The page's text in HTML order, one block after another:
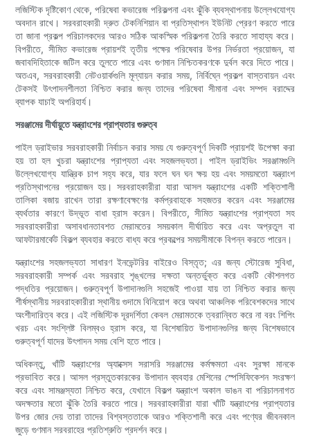
লজিস্টিক দৃষ্টিকোণ থেকে, পরিষেবা কভারেজ পরিকল্পনা এবং ঝুঁকি ব্যবস্থাপনায় উল্লেখযোগ্য
অবদান রাখে। সরবরাহকারী দ্রুত টেকনিশিয়ান বা প্রতিস্থাপন ইউনিট প্রেরণ করতে পারে
তা জানা প্রকল্প পরিচালকদের আরও সঠিক আকস্মিক পরিকল্পনা তৈরি করতে সাহায্য করে।
বিপরীতে, সীমিত কভারেজ প্রায়শই তৃতীয় পক্ষের পরিষেবার উপর নির্ভরতা প্রয়োজন, যা
জবাবদিহিতাকে জটিল করে তুলতে পারে এবং গুণমান নিশ্চিতকরণকে দুর্বল করে দিতে পারে।
অতএব, সরবরাহকারী নেটওয়ার্কগুলি মূল্যায়ন করার সময়, নির্বিঘ্নে প্রকল্প বাস্তবায়ন এবং
টেকসই উৎপাদনশীলতা নিশ্চিত করার জন্য তাদের পরিষেবা সীমানা এবং সম্পদ বরাদ্দের
ব্যাপক যাচাই অপরিহার্য।
সরঞ্জামের দীর্ঘায়ুতে যন্ত্রাংশের প্রাপ্যতার গুরুত্ব
পাইল ড্রাইভার সরবরাহকারী নির্বাচন করার সময় যে গুরুত্বপূর্ণ দিকটি প্রায়শই উপেক্ষা করা
হয় তা হল খুচরা যন্ত্রাংশের প্রাপ্যতা এবং সহজলভ্যতা। পাইল ড্রাইভিং সরঞ্জামগুলি
উল্লেখযোগ্য যান্ত্রিক চাপ সহ্য করে, যার ফলে ঘন ঘন ক্ষয় হয় এবং সময়মতো যন্ত্রাংশ
প্রতিস্থাপনের প্রয়োজন হয়। সরবরাহকারীরা যারা আসল যন্ত্রাংশের একটি শক্তিশালী
তালিকা বজায় রাখেন তারা রক্ষণাবেক্ষণের কর্মপ্রবাহকে সহজতর করেন এবং সরঞ্জামের
ব্যর্থতার কারণে উদ্ভূত বাধা হ্রাস করেন। বিপরীতে, সীমিত যন্ত্রাংশের প্রাপ্যতা সহ
সরবরাহকারীরা অসাবধানতাবশত মেরামতের সময়কাল দীর্ঘায়িত করে এবং অপ্রতুল বা
আফটারমার্কেট বিকল্প ব্যবহার করতে বাধ্য করে প্রকল্পের সময়সীমাকে বিপন্ন করতে পারেন।
যন্ত্রাংশের সহজলভ্যতা সাধারণ ইনভেন্টরির বাইরেও বিস্তৃত; এর জন্য স্টোরেজ সুবিধা,
সরবরাহকারী সম্পর্ক এবং সরবরাহ শৃঙ্খলের দক্ষতা অন্তর্ভুক্ত করে একটি কৌশলগত
পদ্ধতির প্রয়োজন। গুরুত্বপূর্ণ উপাদানগুলি সহজেই পাওয়া যায় তা নিশ্চিত করার জন্য
শীর্ষস্থানীয় সরবরাহকারীরা স্থানীয় গুদামে বিনিয়োগ করে অথবা আঞ্চলিক পরিবেশকদের সাথে
অংশীদারিত্ব করে। এই লজিস্টিক দূরদর্শিতা কেবল মেরামতকে ত্বরান্বিত করে না বরং শিপিং
খরচ এবং সংশ্লিষ্ট বিলম্বও হ্রাস করে, যা বিশেষায়িত উপাদানগুলির জন্য বিশেষভাবে
গুরুত্বপূর্ণ যাদের উৎপাদন সময় বেশি হতে পারে।
অধিকন্তু, খাঁটি যন্ত্রাংশের অ্যাক্সেস সরাসরি সরঞ্জামের কর্মক্ষমতা এবং সুরক্ষা মানকে
প্রভাবিত করে। আসল প্রস্তুতকারকের উপাদান ব্যবহার মেশিনের স্পেসিফিকেশন সংরক্ষণ
করে এবং সামঞ্জস্যতা নিশ্চিত করে, যেখানে বিকল্প যন্ত্রাংশ অকাল ভাঙন বা পরিচালনাগত
অদক্ষতার মতো ঝুঁকি তৈরি করতে পারে। সরবরাহকারীরা যারা খাঁটি যন্ত্রাংশের প্রাপ্যতার
উপর জোর দেয় তারা তাদের বিশ্বস্ততাকে আরও শক্তিশালী করে এবং পণ্যের জীবনকাল
জুড়ে গুণমান সরবরাহের প্রতিশ্রুতি প্রদর্শন করে।